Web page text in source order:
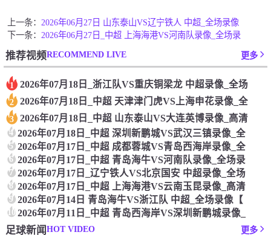
上一条： 2026年06月27日 山东泰山VS辽宁铁人 中超_全场录像
下一条： 2026年06月27日_中超 上海海港VS河南队录像_全场录
推荐视频RECOMMEND LIVE 更多
1 2026年07月18日_浙江队VS重庆铜梁龙 中超录像_全场
2 2026年07月18日_中超 天津津门虎VS上海申花录像_全
3 2026年07月18日_中超 山东泰山VS大连英博录像_高清
4 2026年07月18日_中超 深圳新鹏城VS武汉三镇录像_全
5 2026年07月17日_中超 成都蓉城VS青岛西海岸录像_全
6 2026年07月17日_中超 青岛海牛VS河南队录像_全场录
7 2026年07月17日_辽宁铁人VS北京国安 中超录像_全场
8 2026年07月17日_中超 上海海港VS云南玉昆录像_高清
9 2026年07月14日 青岛海牛VS浙江队 中超_全场录像【
102026年07月11日_中超 青岛西海岸VS深圳新鹏城录像_
足球新闻HOT VIDEO 更多